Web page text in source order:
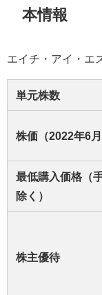
本情報
エイチ・アイ・エ
単元株数
株価（2022年6
最低購入価格（
除く）
株主優待